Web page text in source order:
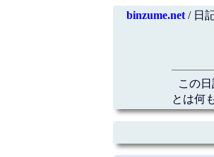
binzume.net/ 日
この
とは何